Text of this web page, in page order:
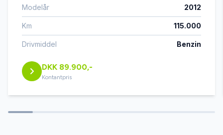
fartpilot
fjernbetjent centrallås
fuld LED forlygter
Modelår 2012
Km 115.000
Drivmiddel Benzin
DKK 89.900,-
Kontantpris